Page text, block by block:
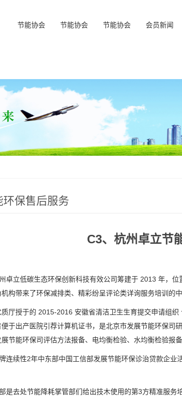
节能协会 节能协会 节能协会 会员新闻
环保售后服务
C3、杭州卓立节
卓立低碳生态环保创新科技有效公司筹建于 2013 年，
构带来了环保减排类、精彩纷呈评论类详询服务培训的
厅授于的 2015-2016 安徽省清洁卫生生育提交申请组
于出产医院引荐计算机证书，是北京市发展节能环保司
节能环保司评估方法报备、电均衡检验、水均衡检验报备
连续性2年中东部中国工信部发展节能环保诊治贷款企
是去处节能降耗掌管部们给出技木使用的第3方精准服